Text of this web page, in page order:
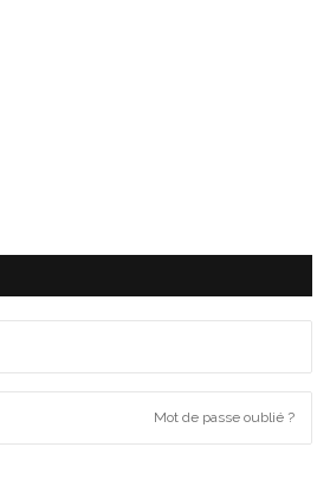
Mot de passe oublié ?